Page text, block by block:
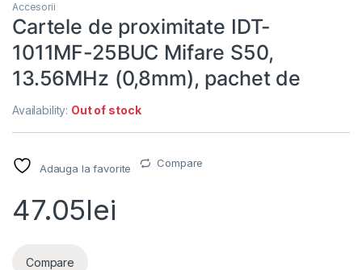
Accesorii
Cartele de proximitate IDT-
1011MF-25BUC Mifare S50,
13.56MHz (0,8mm), pachet de
Availability: Out of stock
Adauga la favorite Compare
47.05lei
Compare